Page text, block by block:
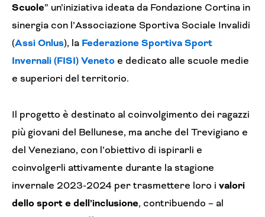
Scuole” un’iniziativa ideata da Fondazione Cortina in
sinergia con l’Associazione Sportiva Sociale Invalidi
(Assi Onlus), la Federazione Sportiva Sport
Invernali (FISI) Veneto e dedicato alle scuole medie
e superiori del territorio.
Il progetto è destinato al coinvolgimento dei ragazzi
più giovani del Bellunese, ma anche del Trevigiano e
del Veneziano, con l’obiettivo di ispirarli e
coinvolgerli attivamente durante la stagione
invernale 2023-2024 per trasmettere loro i valori
dello sport e dell’inclusione, contribuendo – al